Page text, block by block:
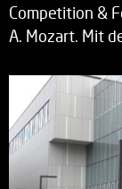
Competition &
A. Mozart. Mit